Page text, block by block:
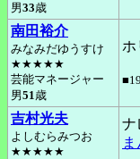
男33歳
南田裕介
みなみだゆうすけ
★★★★★
芸能マネージャー
男51歳
ホ
吉村光夫
よしむらみつお
★★★★★
ナ